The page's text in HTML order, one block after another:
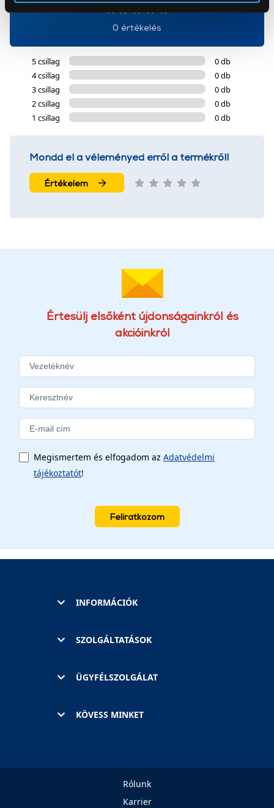
okat használ, melyeket az Ön gépén tárol a rendszer. A
használatával Ön elfogadja a cookie-k használatát.
További információk:ÁSZFésAdatvédelem
0 értékelés
5 csillag
0 db
4 csillag
0 db
3 csillag
0 db
2 csillag
0 db
1 csillag
0 db
Mondd el a véleményed erről a termékről!
Értékelem
Értesülj elsőként újdonságainkról és
akcióinkról
Megismertem és elfogadom az Adatvédelmi
tájékoztatót!
Feliratkozom
INFORMÁCIÓK
SZOLGÁLTATÁSOK
ÜGYFÉLSZOLGÁLAT
KÖVESS MINKET
Rólunk
Karrier